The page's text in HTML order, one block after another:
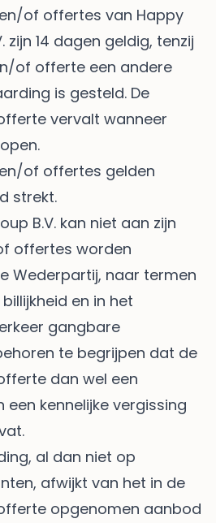
of offertes van Happy
zijn 14 dagen geldig, tenzij
of offerte een andere
is gesteld. De
vervalt wanneer
of offertes gelden
strekt.
B.V. kan niet aan zijn
offertes worden
Wederpartij, naar termen
en in het
gangbare
te begrijpen dat de
dan wel een
kennelijke vergissing
al dan niet op
afwijkt van het in de
opgenomen aanbod